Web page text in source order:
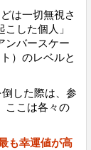
は一切無視さ
した個人」
ンバースケー
）のレベルと
した際は、参
ここは各々の
最も幸運値が高